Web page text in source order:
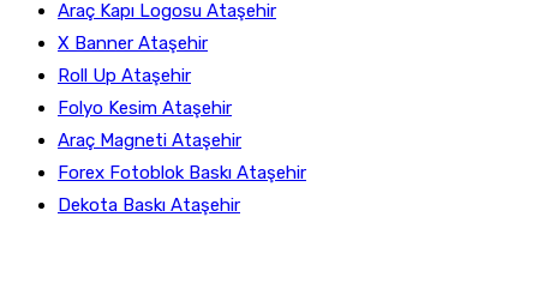
Araç Kapı Logosu Ataşehir
X Banner Ataşehir
Roll Up Ataşehir
Folyo Kesim Ataşehir
Araç Magneti Ataşehir
Forex Fotoblok Baskı Ataşehir
Dekota Baskı Ataşehir